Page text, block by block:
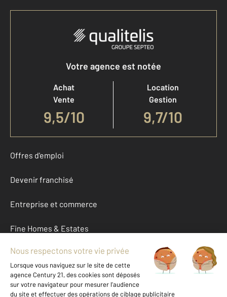
Votre agence est notée
Achat
Vente
9,5/10
Location
Gestion
9,7/10
Offres d'emploi
Devenir franchisé
Entreprise et commerce
Fine Homes & Estates
À propos
International